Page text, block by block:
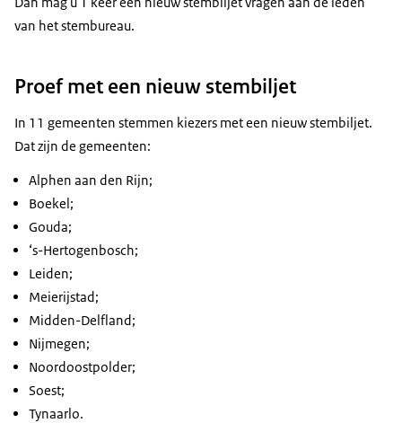
van het stembureau.
Proef met een nieuw stembiljet
In 11 gemeenten stemmen kiezers met een nieuw stembiljet.
Dat zijn de gemeenten:
Alphen aan den Rijn;
Boekel;
Gouda;
‘s-Hertogenbosch;
Leiden;
Meierijstad;
Midden-Delfland;
Nijmegen;
Noordoostpolder;
Soest;
Tynaarlo.